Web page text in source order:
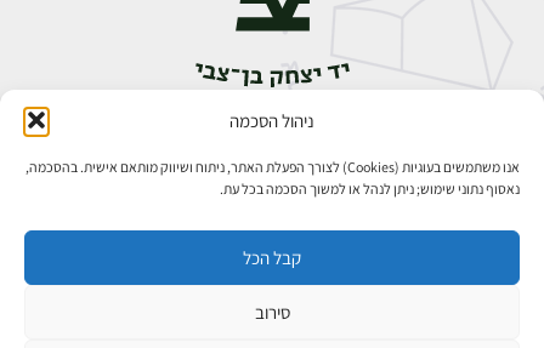
ניהול הסכמה
אנו משתמשים בעוגיות (Cookies) לצורך הפעלת האתר, ניתוח ושיווק מותאם אישית. בהסכמה,
נאסוף נתוני שימוש; ניתן לנהל או למשוך הסכמה בכל עת.
קבל הכל
סירוב
אבן גבירול 14, רחביה, ירושלים